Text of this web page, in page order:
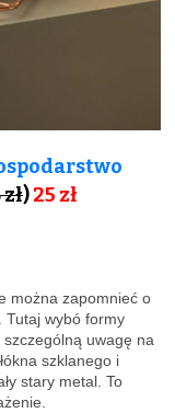
)25 zł
można zapomnieć o
Tutaj wybó formy
uwagę na
szklanego i
stary metal. To